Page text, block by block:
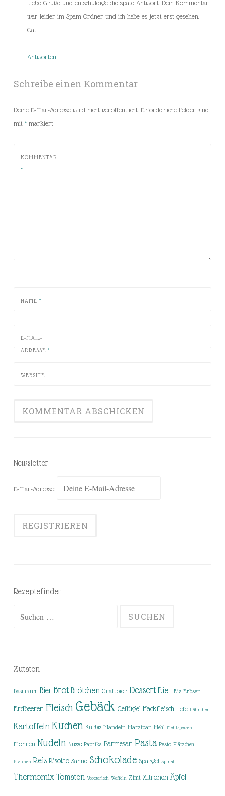
Liebe Grüße und entschuldige die späte Antwort. Dein Kommentar
war leider im Spam-Ordner und ich habe es jetzt erst gesehen.
Cat
Antworten
Schreibe einen Kommentar
Deine E-Mail-Adresse wird nicht veröffentlicht. Erforderliche Felder sind
mit *markiert
KOMMENTAR
*
NAME *
E-MAIL-
ADRESSE *
WEBSITE
Newsletter
E-Mail-Adresse:
Rezeptefinder
Zutaten
Basilikum Bier Brot Brötchen Craftbier Dessert Eier Eis Erbsen
Erdbeeren Fleisch Gebäck Geflügel Hackfleisch Hefe Hähnchen
Kartoffeln Kuchen Kürbis Mandeln Marzipan Mehl Mehlspeisen
Möhren Nudeln Nüsse Paprika Parmesan Pasta Pesto Plätzchen
Pralinen Reis Risotto Sahne Schokolade Spargel Spinat
Thermomix Tomaten Vegetarisch Waffeln Zimt Zitronen Äpfel